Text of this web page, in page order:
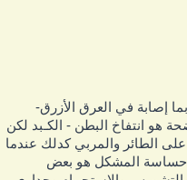
إصابة في العرق الأزرق-
هو انتفاخ البطن - الكـبد لكن
الطائر والمربي كدلك عندما
المشكل هو بعض